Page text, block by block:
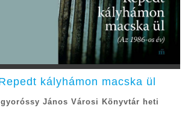
kályhámon macska ül
János Városi Könyvtár heti